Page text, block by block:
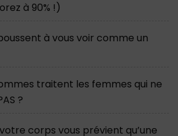
à 90% !)
à vous voir comme un
traitent les femmes qui ne
?
corps vous prévient qu’une